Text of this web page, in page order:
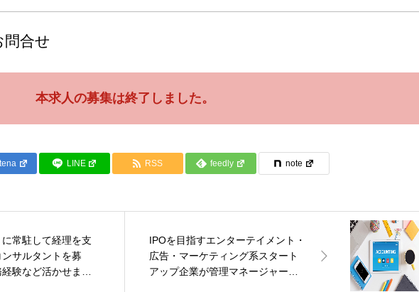
問合せ
本求人の募集は終了しました。
LINE RSS feedly note
常駐して経理を支
サルタントを募
験など活かせま
IPOを目指すエンターテイメント・
広告・マーケティング系スタート
アップ企業が管理マネージャー募